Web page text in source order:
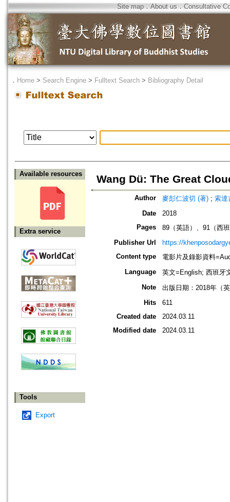
Site map．About us ． Consultative
． Home > Search Engine > Fulltext Search > Bibliography Detail
Available resources
Extra service
Tools
Export
Wang Dü: The Great
Author 麥彭仁波切 (著) ; 索達
Date
2018
Pages
89（英語）、91（西
Publisher Url
https://
Content type
電影片及錄影資料
Language
英文=English; 西班牙
Note
出版日期：2018年（
Hits
611
Created date
2024.03.11
Modified date
2024.03.11